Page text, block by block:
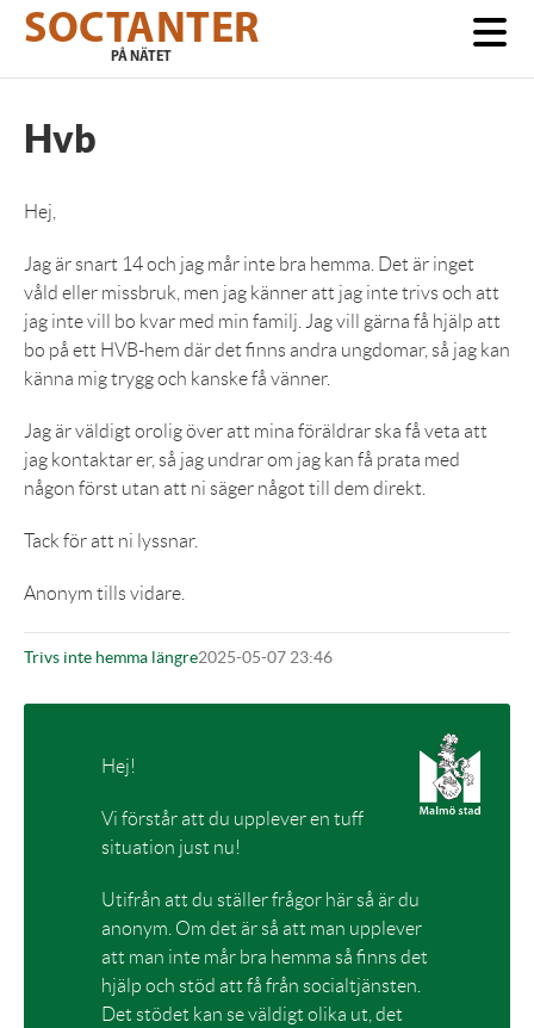
Skip
content
SOCTANTER
PÅ NÄTET
Hvb
Hej,
Jag är snart 14 och jag mår inte bra hemma. Det är inget
våld eller missbruk, men jag känner att jag inte trivs och att
jag inte vill bo kvar med min familj. Jag vill gärna få hjälp att
bo på ett HVB-hem där det finns andra ungdomar, så jag kan
känna mig trygg och kanske få vänner.
Jag är väldigt orolig över att mina föräldrar ska få veta att
jag kontaktar er, så jag undrar om jag kan få prata med
någon först utan att ni säger något till dem direkt.
Tack för att ni lyssnar.
Anonym tills vidare.
Trivs inte hemma längre2025-05-07 23:46
Hej!
Vi förstår att du upplever en tuff
situation just nu!
Utifrån att du ställer frågor här så är du
anonym. Om det är så att man upplever
att man inte mår bra hemma så finns det
hjälp och stöd att få från socialtjänsten.
Det stödet kan se väldigt olika ut, det